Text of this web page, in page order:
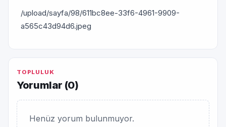
/upload/sayfa/98/611bc8ee-33f6-4961-9909-
a565c43d94d6.jpeg
TOPLULUK
Yorumlar (0)
Henüz yorum bulunmuyor.